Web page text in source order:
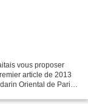
vous proposer
article de 2013
Oriental de Paris,